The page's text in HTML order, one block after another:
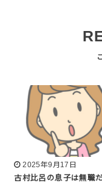
2025年9月17日
古村比呂の息子は無職